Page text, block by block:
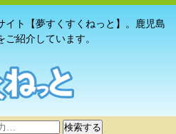
イト【夢すくすくねっと】。鹿児島
紹介しています。
検索する